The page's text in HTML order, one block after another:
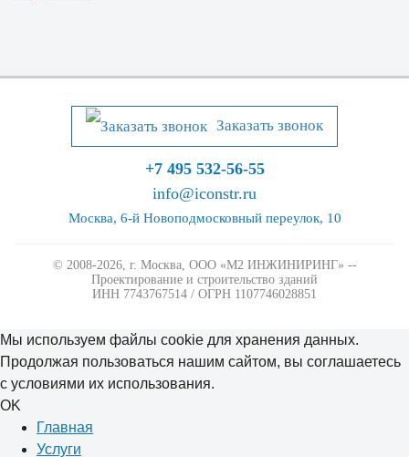
Заказать звонок
+7 495 532-56-55
info@iconstr.ru
Москва, 6-й Новоподмосковный переулок, 10
© 2008-2026, г. Москва, ООО «М2 ИНЖИНИРИНГ» --
Проектирование и строительство зданий
ИНН 7743767514 / ОГРН 1107746028851
Мы используем файлы cookie для хранения данных.
Продолжая пользоваться нашим сайтом, вы соглашаетесь
с условиями их использования.
OK
Главная
Услуги